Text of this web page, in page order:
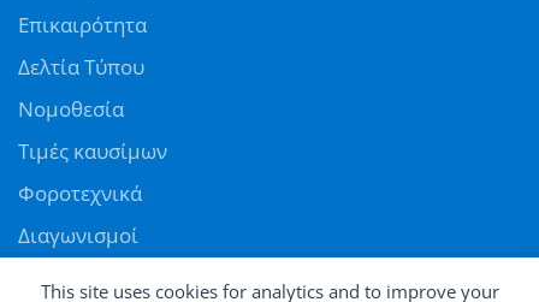
This site uses cookies for analytics and to improve your
Επικαιρότητα
Δελτία Τύπου
Νομοθεσία
Τιμές καυσίμων
Φοροτεχνικά
Διαγωνισμοί
Αγγελίες